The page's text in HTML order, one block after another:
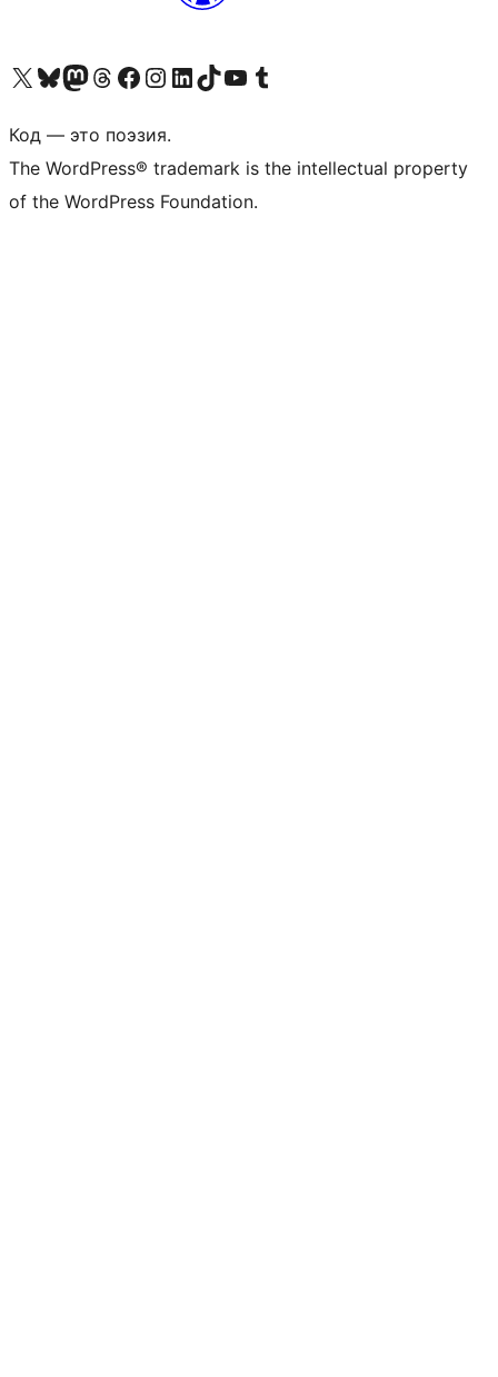
Посетите нас в X (ранее Twitter)
Посетите нашу учётную запись в Bluesky
Посетите нашу ленту в Mastodon
Посетите нашу учётную запись в Threads
Посетите нашу страницу на Facebook
Посетите наш Instagram
Посетите нашу страницу в LinkedIn
Посетите нашу учётную запись в TikTok
Посетите наш канал YouTube
Посетите нашу учётную запись в Tumblr
Код — это поэзия.
The WordPress® trademark is the intellectual property
of the WordPress Foundation.